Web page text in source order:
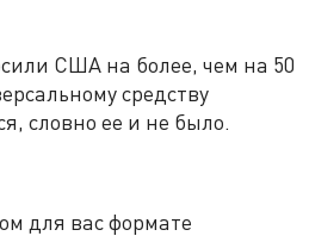
США на более, чем на 50
средству
словно ее и не было.
для вас формате